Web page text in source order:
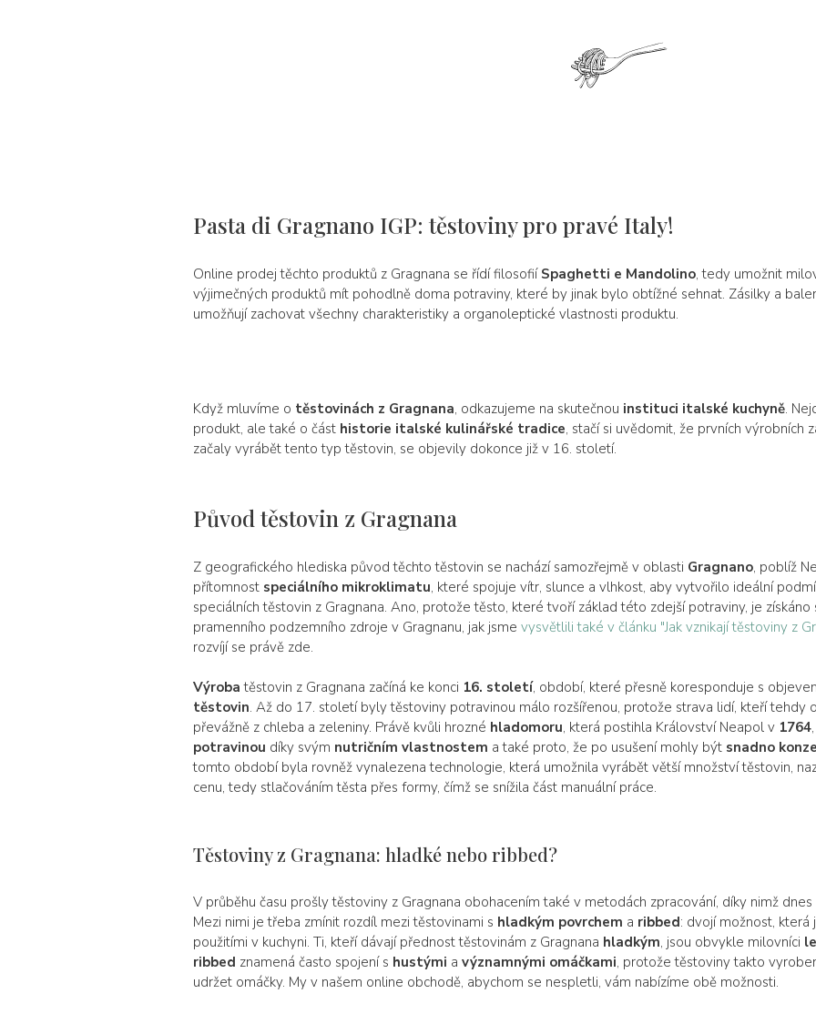
Pasta di Gragnano IGP: těstoviny pro pravé Italy!
Online prodej těchto produktů z Gragnana se řídí filosofií Spaghetti e Mandolino, tedy umožnit
výjimečných produktů mít pohodlně doma potraviny, které by jinak bylo obtížné sehnat. Zásilky a
umožňují zachovat všechny charakteristiky a organoleptické vlastnosti produktu.
Když mluvíme o těstovinách z Gragnana, odkazujeme na skutečnou instituci italské kuchyně.
produkt, ale také o část historie italské kulinářské tradice, stačí si uvědomit, že prvních výrobních
začaly vyrábět tento typ těstovin, se objevily dokonce již v 16. století.
Původ těstovin z Gragnana
Z geografického hlediska původ těchto těstovin se nachází samozřejmě v oblasti Gragnano, poblíž
přítomnost speciálního mikroklimatu, které spojuje vítr, slunce a vlhkost, aby vytvořilo ideální
speciálních těstovin z Gragnana. Ano, protože těsto, které tvoří základ této zdejší potraviny, je
pramenního podzemního zdroje v Gragnanu, jak jsmevysvětlili také v článku "Jak vznikají těstoviny z
rozvíjí se právě zde.
Výroba těstovin z Gragnana začíná ke konci 16. století, období, které přesně koresponduje s
těstovin. Až do 17. století byly těstoviny potravinou málo rozšířenou, protože strava lidí, kteří tehdy
převážně z chleba a zeleniny. Právě kvůli hrozné hladomoru, která postihla Království Neapol v 1764
potravinou díky svým nutričním vlastnostem a také proto, že po usušení mohly být snadno
tomto období byla rovněž vynalezena technologie, která umožnila vyrábět větší množství těstovin,
cenu, tedy stlačováním těsta přes formy, čímž se snížila část manuální práce.
Těstoviny z Gragnana: hladké nebo ribbed?
V průběhu času prošly těstoviny z Gragnana obohacením také v metodách zpracování, díky nimž
Mezi nimi je třeba zmínit rozdíl mezi těstovinami s hladkým povrchem a ribbed: dvojí možnost, která
použitími v kuchyni. Ti, kteří dávají přednost těstovinám z Gragnana hladkým, jsou obvykle milovníci
ribbed znamená často spojení s hustými avýznamnými omáčkami, protože těstoviny takto
udržet omáčky. My v našem online obchodě, abychom se nespletli, vám nabízíme obě možnosti.